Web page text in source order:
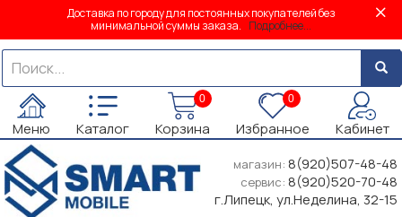
Доставка по городу для постоянных покупателей без
минимальной суммы заказа. Подробнее...
Меню Каталог
0
Корзина
0
Избранное Кабинет
магазин: 8(920)507-48-48
сервис: 8(920)520-70-48
г.Липецк, ул.Неделина, 32-15